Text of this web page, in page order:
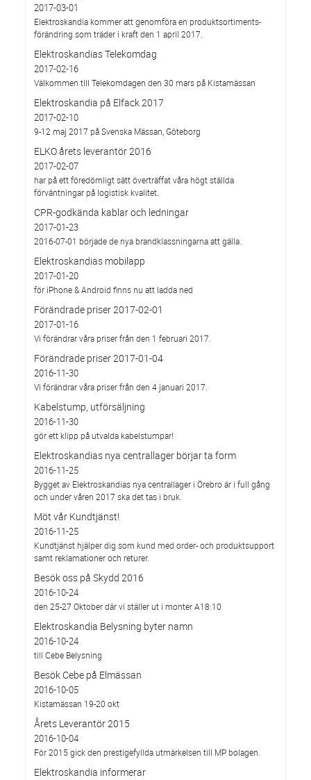
2017-03-01
Elektroskandia kommer att genomföra en produktsortiments-
förändring som träder i kraft den 1 april 2017.
Elektroskandias Telekomdag
2017-02-16
Välkommen till Telekomdagen den 30 mars på Kistamässan
Elektroskandia på Elfack 2017
2017-02-10
9-12 maj 2017 på Svenska Mässan, Göteborg
ELKO årets leverantör 2016
2017-02-07
har på ett föredömligt sätt överträffat våra högt ställda
förväntningar på logistisk kvalitet.
CPR-godkända kablar och ledningar
2017-01-23
2016-07-01 började de nya brandklassningarna att gälla.
Elektroskandias mobilapp
2017-01-20
för iPhone & Android finns nu att ladda ned
Förändrade priser 2017-02-01
2017-01-16
Vi förändrar våra priser från den 1 februari 2017.
Förändrade priser 2017-01-04
2016-11-30
Vi förändrar våra priser från den 4 januari 2017.
Kabelstump, utförsäljning
2016-11-30
gör ett klipp på utvalda kabelstumpar!
Elektroskandias nya centrallager börjar ta form
2016-11-25
Bygget av Elektroskandias nya centrallager i Örebro är i full gång
och under våren 2017 ska det tas i bruk.
Möt vår Kundtjänst!
2016-11-25
Kundtjänst hjälper dig som kund med order- och produktsupport
samt reklamationer och returer.
Besök oss på Skydd 2016
2016-10-24
den 25-27 Oktober där vi ställer ut i monter A18:10
Elektroskandia Belysning byter namn
2016-10-24
till Cebe Belysning
Besök Cebe på Elmässan
2016-10-05
Kistamässan 19-20 okt
Årets Leverantör 2015
2016-10-04
För 2015 gick den prestigefyllda utmärkelsen till MP bolagen.
Elektroskandia informerar